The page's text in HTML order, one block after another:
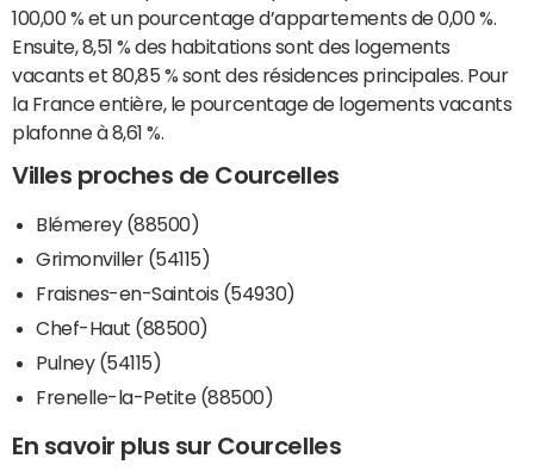
100,00 % et un pourcentage d’appartements de 0,00 %.
Ensuite, 8,51 % des habitations sont des logements
vacants et 80,85 % sont des résidences principales. Pour
la France entière, le pourcentage de logements vacants
plafonne à 8,61 %.
Villes proches de Courcelles
Blémerey (88500)
Grimonviller (54115)
Fraisnes-en-Saintois (54930)
Chef-Haut (88500)
Pulney (54115)
Frenelle-la-Petite (88500)
En savoir plus sur Courcelles